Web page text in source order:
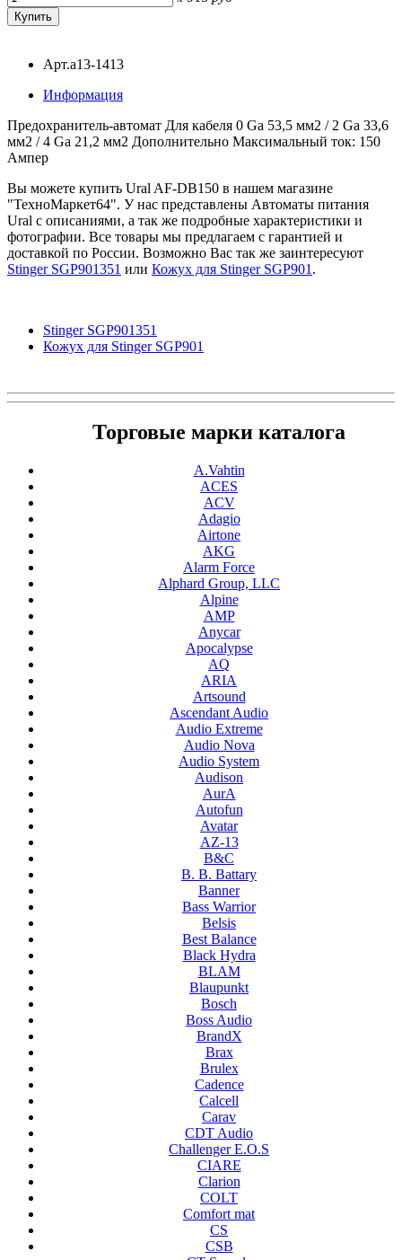
Арт.a13-1413
Информация
Предохранитель-автомат Для кабеля 0 Ga 53,5 мм2 / 2 Ga 33,6
мм2 / 4 Ga 21,2 мм2 Дополнительно Максимальный ток: 150
Ампер
Вы можете купить Ural AF-DB150 в нашем магазине
"ТехноМаркет64". У нас представлены Автоматы питания
Ural с описаниями, а так же подробные характеристики и
фотографии. Все товары мы предлагаем с гарантией и
доставкой по России. Возможно Вас так же заинтересуют
Stinger SGP901351 или Кожух для Stinger SGP901 .
Stinger SGP901351
Кожух для Stinger SGP901
Торговые марки каталога
A.Vahtin
ACES
ACV
Adagio
Airtone
AKG
Alarm Force
Alphard Group, LLC
Alpine
AMP
Anycar
Apocalypse
AQ
ARIA
Artsound
Ascendant Audio
Audio Extreme
Audio Nova
Audio System
Audison
AurA
Autofun
Avatar
AZ-13
B&C
B. B. Battary
Banner
Bass Warrior
Belsis
Best Balance
Black Hydra
BLAM
Blaupunkt
Bosch
Boss Audio
BrandX
Brax
Brulex
Cadence
Calcell
Carav
CDT Audio
Challenger E.O.S
CIARE
Clarion
COLT
Comfort mat
CS
CSB